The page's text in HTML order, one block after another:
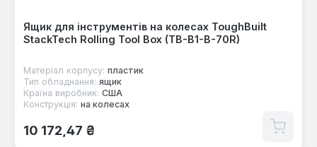
Ящик для інструментів на колесах ToughBuilt
StackTech Rolling Tool Box (TB-B1-B-70R)
Матеріал корпусу: пластик
Тип обладнання: ящик
Країна виробник: США
Конструкція: на колесах
Звичайна ціна:
10 172,47 ₴